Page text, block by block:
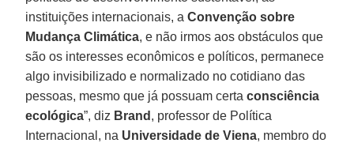
instituições internacionais, aConvenção sobre
Mudança Climática, e não irmos aos obstáculos que
são os interesses econômicos e políticos, permanece
algo invisibilizado e normalizado no cotidiano das
pessoas, mesmo que já possuam certaconsciência
ecológica”, diz Brand , professor de Política
Internacional, na Universidade de Viena, membro do